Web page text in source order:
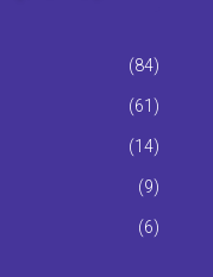
(84)
(61)
(14)
(9)
(6)